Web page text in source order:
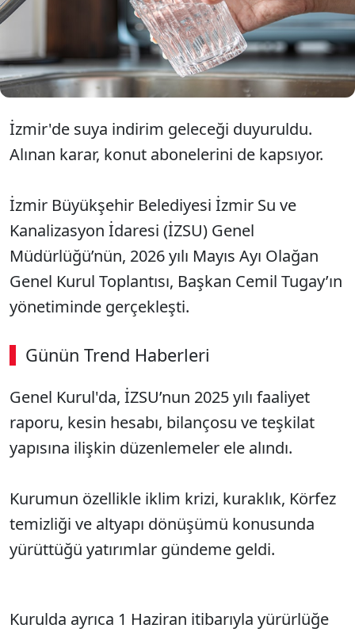
görüşüldü. Kabul edilen su ve atık su tarifeleri
kapsamında 1 Haziran 2026’dan itibaren konut
abonelerinin ücretlerinde indirime gidildi.
İzmir'de suya indirim geleceği duyuruldu.
Alınan karar, konut abonelerini de kapsıyor.
İzmir Büyükşehir Belediyesi İzmir Su ve
Kanalizasyon İdaresi (İZSU) Genel
Müdürlüğü’nün, 2026 yılı Mayıs Ayı Olağan
Genel Kurul Toplantısı, Başkan Cemil Tugay’ın
yönetiminde gerçekleşti.
Günün Trend Haberleri
Genel Kurul'da, İZSU’nun 2025 yılı faaliyet
raporu, kesin hesabı, bilançosu ve teşkilat
yapısına ilişkin düzenlemeler ele alındı.
Kurumun özellikle iklim krizi, kuraklık, Körfez
temizliği ve altyapı dönüşümü konusunda
yürüttüğü yatırımlar gündeme geldi.
Kurulda ayrıca 1 Haziran itibarıyla yürürlüğe